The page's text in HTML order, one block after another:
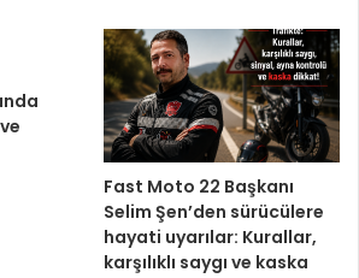
Fast Moto 22 Başkanı
Selim Şen’den sürücülere
hayati uyarılar: Kurallar,
karşılıklı saygı ve kaska